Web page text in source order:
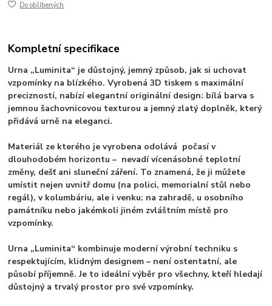
Do oblíbených
Kompletní specifikace
Urna „Luminita“ je důstojný, jemný způsob, jak si uchovat
vzpomínky na blízkého. Vyrobená 3D tiskem s maximální
precizností, nabízí elegantní originální design: bílá barva s
jemnou šachovnicovou texturou a jemný zlatý doplněk, který
přidává urně na eleganci.
Materiál ze kterého je vyrobena odolává počasí v
dlouhodobém horizontu – nevadí vícenásobné teplotní
změny, dešť ani sluneční záření. To znamená, že ji můžete
umístit nejen uvnitř domu (na polici, memorialní stůl nebo
regál), v kolumbáriu, ale i venku: na zahradě, u osobního
památníku nebo jakémkoli jiném zvláštním místě pro
vzpomínky.
Urna „Luminita“ kombinuje moderní výrobní techniku s
respektujícím, klidným designem – není ostentatní, ale
působí příjemně. Je to ideální výběr pro všechny, kteří hledají
důstojný a trvalý prostor pro své vzpomínky.